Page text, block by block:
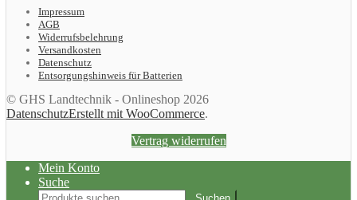
Impressum
AGB
Widerrufsbelehrung
Versandkosten
Datenschutz
Entsorgungshinweis für Batterien
© GHS Landtechnik - Onlineshop 2026
DatenschutzErstellt mit WooCommerce.
Vertrag widerrufen
Mein Konto
Suche
Suchen